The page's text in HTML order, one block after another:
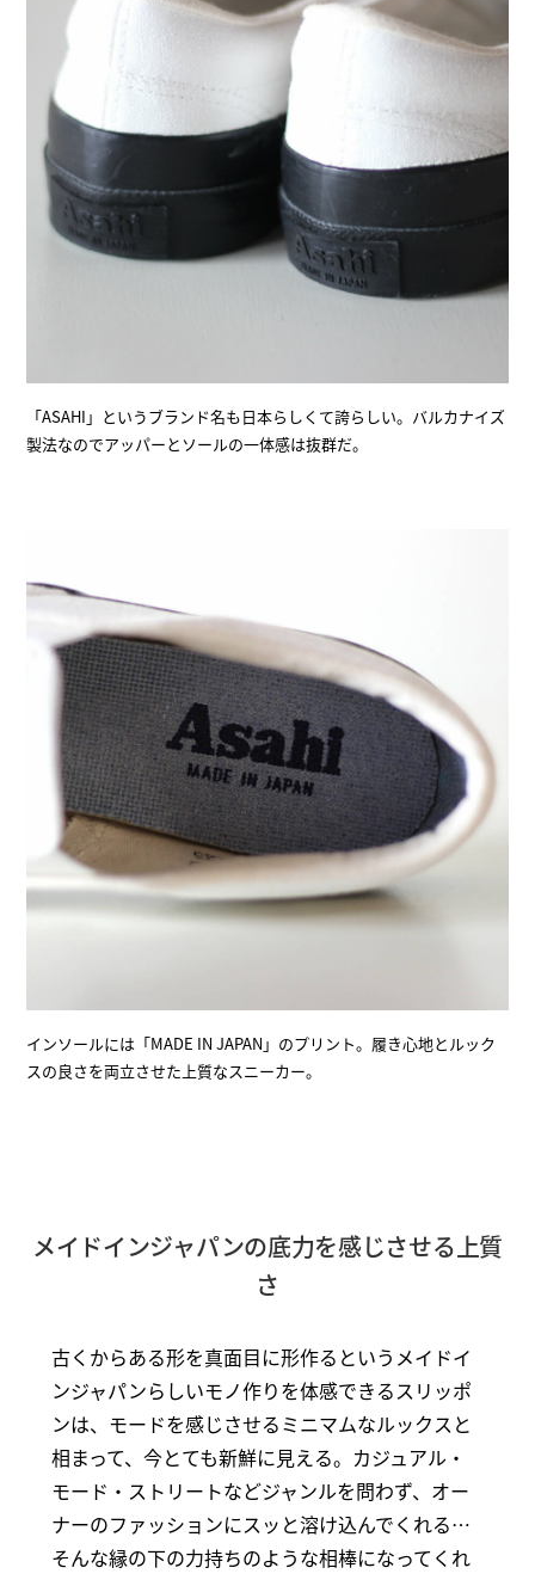
「ASAHI」というブランド名も日本らしくて誇らしい。バルカナイズ
製法なのでアッパーとソールの一体感は抜群だ。
インソールには「MADE IN JAPAN」のプリント。履き心地とルック
スの良さを両立させた上質なスニーカー。
メイドインジャパンの底力を感じさせる上質
さ
古くからある形を真面目に形作るというメイドイ
ンジャパンらしいモノ作りを体感できるスリッポ
ンは、モードを感じさせるミニマムなルックスと
相まって、今とても新鮮に見える。カジュアル・
モード・ストリートなどジャンルを問わず、オー
ナーのファッションにスッと溶け込んでくれる…
そんな縁の下の力持ちのような相棒になってくれ